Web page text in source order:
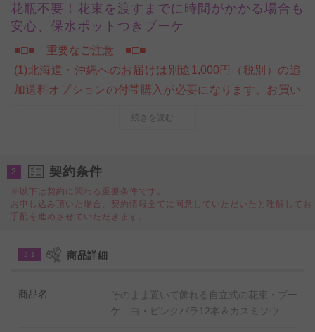
花瓶不要！花束を渡すまでに時間がかかる場合も
安心、保水ポットつきブーケ
■□■ 重要なご注意 ■□■
(1)北海道・沖縄へのお届けは別途1,000円（税別）の追
加送料オプションの付帯購入が必要になります。お買い
の追加変更をさせていただきます。
皇室献上実績のあるバラ農園の白とピンクの薔薇を12本
かすみ草をミックスしたボリューム感のある花束です。
そのまま置いて飾れる自立式の花束は、保水ゼリー入り
の花器が根元についているため、花瓶への生け直さなく
続きを読む
2 契約条件
※以下は契約に関わる重要条件です。
お申し込み頂いた場合、契約情報全てに同意していただいたと理解してお
手配を進めさせていただきます。
2-1 商品詳細
商品名
そのまま置いて飾れる自立式の花束・ブー
ケ 白・ピンクバラ12本＆カスミソウ